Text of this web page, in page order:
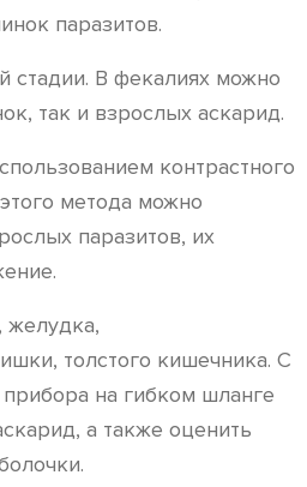
паразитов.
стадии. В фекалиях можно
так и взрослых аскарид.
контрастного
метода можно
паразитов, их
толстого кишечника. С
на гибком шланге
а также оценить